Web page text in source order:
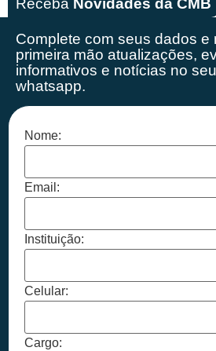
Receba Novidades da CMB
Complete com seus dados e
primeira mão atualizações,
informativos e notícias no
whatsapp.
Nome:
Email:
Instituição:
Celular:
Cargo: